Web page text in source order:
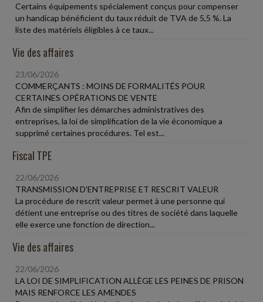
Certains équipements spécialement conçus pour compenser
un handicap bénéficient du taux réduit de TVA de 5,5 %. La
liste des matériels éligibles à ce taux...
Vie des affaires
23/06/2026
COMMERÇANTS : MOINS DE FORMALITÉS POUR
CERTAINES OPÉRATIONS DE VENTE
Afin de simplifier les démarches administratives des
entreprises, la loi de simplification de la vie économique a
supprimé certaines procédures. Tel est...
Fiscal TPE
22/06/2026
TRANSMISSION D'ENTREPRISE ET RESCRIT VALEUR
La procédure de rescrit valeur permet à une personne qui
détient une entreprise ou des titres de société dans laquelle
elle exerce une fonction de direction...
Vie des affaires
22/06/2026
LA LOI DE SIMPLIFICATION ALLÈGE LES PEINES DE PRISON
MAIS RENFORCE LES AMENDES